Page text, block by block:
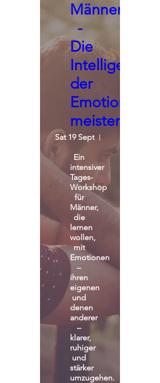
-
Die
Intelligenz
der
Emotionen
meistern
Sat 19 Sept
Ein
intensiver
Tages-
Workshop
für
Männer,
die
lernen
wollen,
mit
Emotionen
–
ihren
eigenen
und
denen
anderer
–
klarer,
ruhiger
und
stärker
umzugehen.